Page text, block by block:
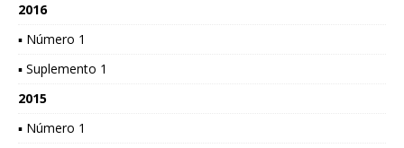
2016
▪ Número 1
▪ Suplemento 1
2015
▪ Número 1